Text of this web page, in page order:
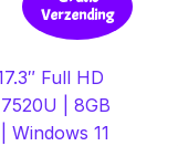
Verzending
Full HD
| 8GB
Windows 11